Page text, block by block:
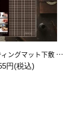
Kiwami ライティングマット下敷 B5+【ブラウン&キャメル】
円(税込)